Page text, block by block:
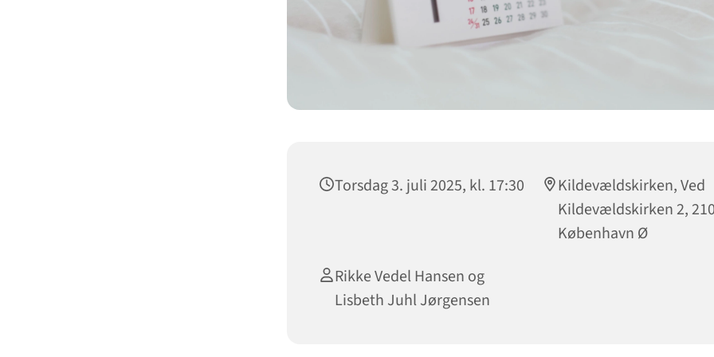
Torsdag 3. juli 2025, kl. 17:30
Kildevældskirken, Ved
Kildevældskirken 2,
København Ø
Rikke Vedel Hansen og
Lisbeth Juhl Jørgensen